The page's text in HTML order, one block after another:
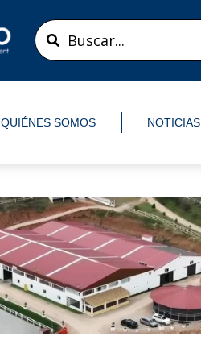
Search
...
QUIÉNES SOMOS NOTICIAS